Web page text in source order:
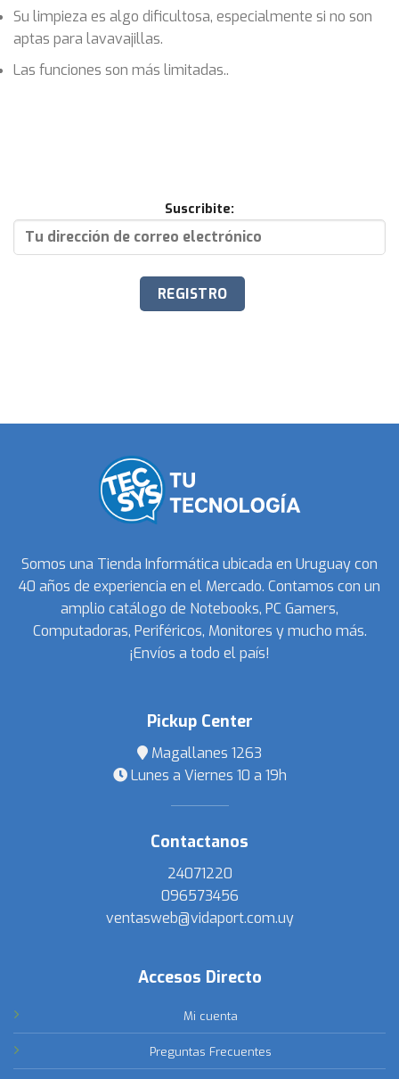
Su limpieza es algo dificultosa, especialmente si no son
aptas para lavavajillas.
Las funciones son más limitadas..
Suscribite:
Somos una Tienda Informática ubicada en Uruguay con
40 años de experiencia en el Mercado. Contamos con un
amplio catálogo de Notebooks, PC Gamers,
Computadoras, Periféricos, Monitores y mucho más.
¡Envíos a todo el país!
Pickup Center
Magallanes 1263
Lunes a Viernes 10 a 19h
Contactanos
24071220
096573456
ventasweb@vidaport.com.uy
Accesos Directo
Mi cuenta
Preguntas Frecuentes